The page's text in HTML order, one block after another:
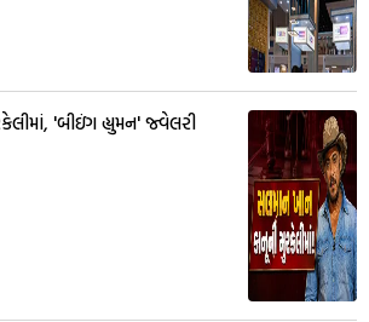
'બીઇંગ હ્યુમન' જ્વેલરી